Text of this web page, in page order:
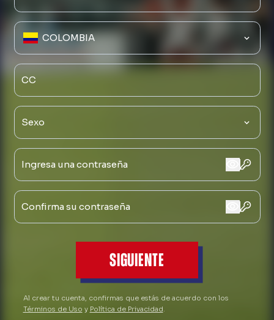
SIGUIENTE
Al crear tu cuenta, confirmas que estás de acuerdo con los
Términos de Uso y Política de Privacidad